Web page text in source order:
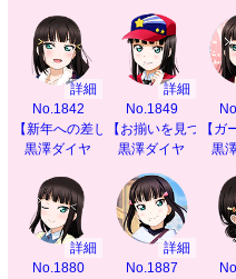
詳細
No.1842
【新年への差し入れ】
黒澤ダイヤ
詳細
No.1849
【お揃いを見つけて
黒澤ダイヤ
【
黒
詳細
No.1880
詳細
No.1887